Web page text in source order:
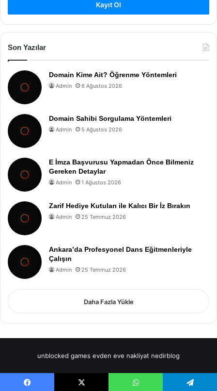
Kayıt Ol
Son Yazılar
Domain Kime Ait? Öğrenme Yöntemleri
Admin 6 Ağustos 2026
Domain Sahibi Sorgulama Yöntemleri
Admin 5 Ağustos 2026
E İmza Başvurusu Yapmadan Önce Bilmeniz
Gereken Detaylar
Admin 1 Ağustos 2026
Zarif Hediye Kutuları ile Kalıcı Bir İz Bırakın
Admin 25 Temmuz 2026
Ankara’da Profesyonel Dans Eğitmenleriyle
Çalışın
Admin 25 Temmuz 2026
Daha Fazla Yükle
unblocked games evden eve nakliyat nedirblog